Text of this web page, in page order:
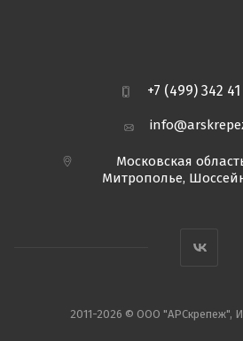
+7 (499) 342 41
Московская
Митрополье,
2011-2026 © ООО "АРСкрепеж",